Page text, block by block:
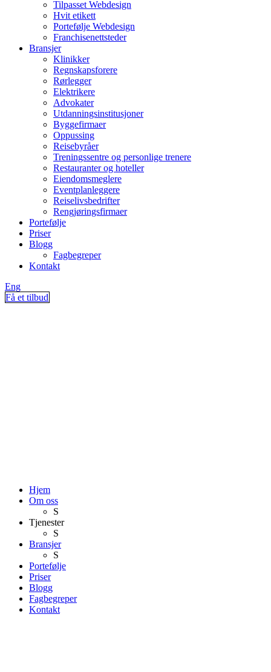
Tilpasset Webdesign
Hvit etikett
Portefølje Webdesign
Franchisenettsteder
Bransjer
Klinikker
Regnskapsforere
Rørlegger
Elektrikere
Advokater
Utdanningsinstitusjoner
Byggefirmaer
Oppussing
Reisebyråer
Treningssentre og personlige trenere
Restauranter og hoteller
Eiendomsmeglere
Eventplanleggere
Reiselivsbedrifter
Rengjøringsfirmaer
Portefølje
Priser
Blogg
Fagbegreper
Kontakt
Eng
Få et tilbud
Hjem
Om oss
S
Tjenester
S
Bransjer
S
Portefølje
Priser
Blogg
Fagbegreper
Kontakt